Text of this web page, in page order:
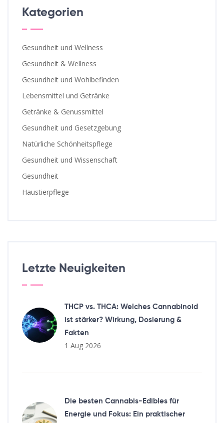
Kategorien
Gesundheit und Wellness
Gesundheit & Wellness
Gesundheit und Wohlbefinden
Lebensmittel und Getränke
Getränke & Genussmittel
Gesundheit und Gesetzgebung
Natürliche Schönheitspflege
Gesundheit und Wissenschaft
Gesundheit
Haustierpflege
Letzte Neuigkeiten
THCP vs. THCA: Welches Cannabinoid
ist stärker? Wirkung, Dosierung &
Fakten
1 Aug 2026
Die besten Cannabis-Edibles für
Energie und Fokus: Ein praktischer